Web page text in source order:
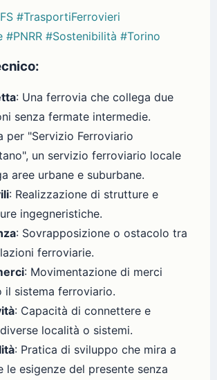
#TrasportiFerrovieri
#PNRR #Sostenibilità #Torino
: Una ferrovia che collega due
senza fermate intermedie.
per "Servizio Ferroviario
un servizio ferroviario locale
aree urbane e suburbane.
: Realizzazione di strutture e
ingegneristiche.
: Sovrapposizione o ostacolo tra
ferroviarie.
: Movimentazione di merci
il sistema ferroviario.
: Capacità di connettere e
località o sistemi.
: Pratica di sviluppo che mira a
le esigenze del presente senza